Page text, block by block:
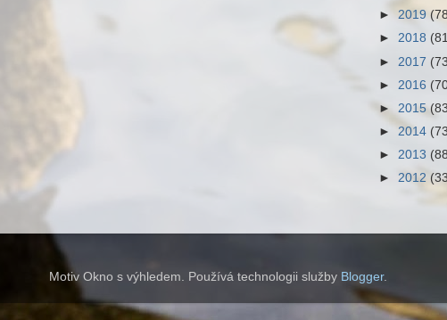
► 2019
► 2018
► 2017
► 2016
► 2015
► 2014
► 2013
► 2012
Motiv Okno s výhledem. Používá technologii služby Blogger.